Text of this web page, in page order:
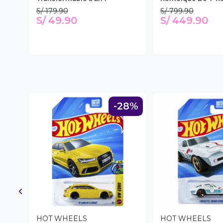
S/ 179.90
S/ 49.90
S/ 799.90
S/ 449.90
-28%
HOT WHEELS HOT WHEELS